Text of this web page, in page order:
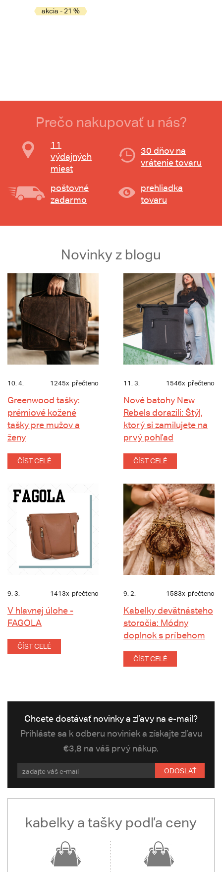
akcia - 21 %
Prečo nakupovať u nás?
11
výdajných
miest
30 dňov na
vrátenie tovaru
poštovné
zadarmo
prehliadka
tovaru
Novinky z blogu
10. 4. 1245x přečteno
Greenwood tašky:
prémiové kožené
tašky pre mužov a
ženy
ČÍST CELÉ
11. 3. 1546x přečteno
Nové batohy New
Rebels dorazili: Štýl,
ktorý si zamilujete na
prvý pohľad
ČÍST CELÉ
9. 3. 1413x přečteno
V hlavnej úlohe -
FAGOLA
ČÍST CELÉ
9. 2. 1583x přečteno
Kabelky devätnásteho
storočia: Módny
doplnok s príbehom
ČÍST CELÉ
Chcete dostávať novinky a zľavy na e-mail?
Prihláste sa k odberu noviniek a získajte zľavu
€3,8 na váš prvý nákup.
ODOSLAŤ
kabelky a tašky podľa ceny